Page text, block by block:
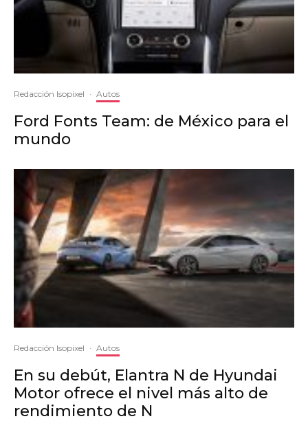
Redacción Isopixel · Autos
Ford Fonts Team: de México para el
mundo
Redacción Isopixel · Autos
En su debút, Elantra N de Hyundai
Motor ofrece el nivel más alto de
rendimiento de N